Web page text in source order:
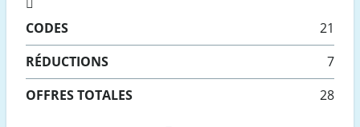
CODES
21
RÉDUCTIONS
7
OFFRES TOTALES
28